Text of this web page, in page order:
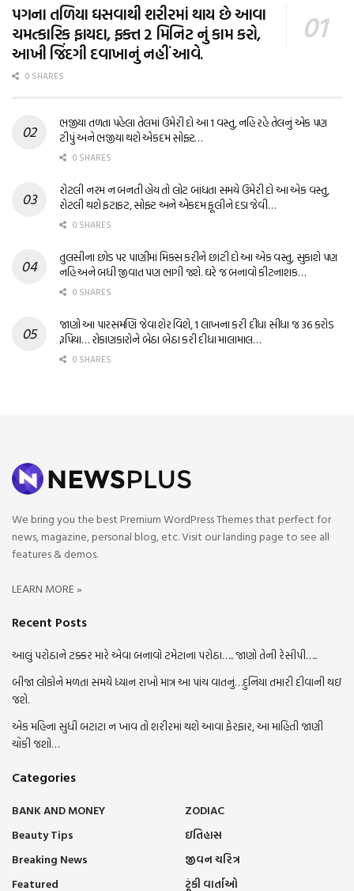
પગના તળિયા ઘસવાથી શરીરમાં થાય છે આવા
ચમત્કારિક ફાયદા, ફક્ત 2 મિનિટ નું કામ કરો,
આખી જિંદગી દવાખાનું નહીં આવે.
0 SHARES
ભજીયા તળતા પહેલા તેલમાં ઉમેરી દો આ 1 વસ્તુ, નહિ રહે તેલનું એક પણ
ટીપું અને ભજીયા થશે એકદમ સોફ્ટ…
0 SHARES
રોટલી નરમ ન બનતી હોય તો લોટ બાંધતા સમયે ઉમેરી દો આ એક વસ્તુ,
રોટલી થશે ફટાફટ, સોફ્ટ અને એકદમ ફૂલીને દડા જેવી…
0 SHARES
તુલસીના છોડ પર પાણીમાં મિક્સ કરીને છાંટી દો આ એક વસ્તુ, સુકાશે પણ
નહિ અને બધી જીવાત પણ ભાગી જશે. ઘરે જ બનાવો કીટનાશક…
0 SHARES
જાણો આ પારસમણિ જેવા શેર વિશે, 1 લાખના કરી દીધા સીધા જ 36 કરોડ
રૂપિયા… રોકાણકારોને બેઠા બેઠા કરી દીધા માલામાલ…
0 SHARES
We bring you the best Premium WordPress Themes that perfect for
news, magazine, personal blog, etc. Visit our landing page to see all
features & demos.
LEARN MORE »
Recent Posts
આલું પરોઠાને ટક્કર મારે એવા બનાવો ટમેટાના પરોઠા….. જાણો તેની રેસીપી…..
બીજા લોકોને મળતા સમયે ધ્યાન રાખો માત્ર આ પાંચ વાતનું…દુનિયા તમારી દીવાની થઇ
જશે.
એક મહિના સુધી બટાટા ન ખાવ તો શરીરમાં થશે આવા ફેરફાર, આ માહિતી જાણી
ચોંકી જશો…
Categories
BANK AND MONEY
Beauty Tips
Breaking News
Featured
ZODIAC
ઇતિહાસ
જીવન ચરિત્ર
ટૂંકી વાર્તાઓ